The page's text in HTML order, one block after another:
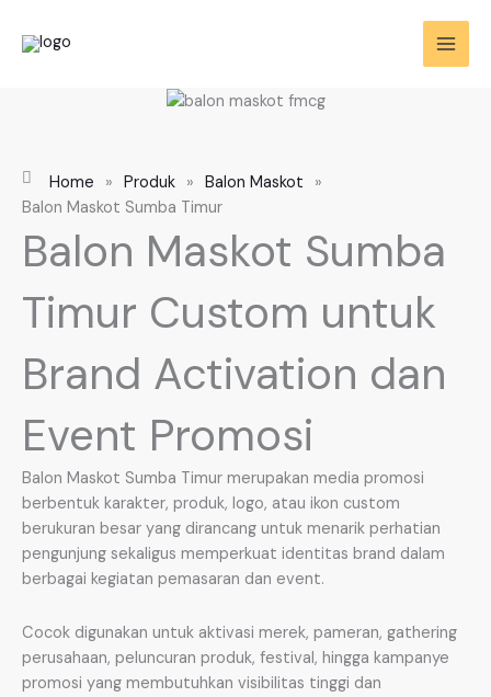
Home » Produk » Balon Maskot
»
Balon Maskot Sumba Timur
Balon Maskot Sumba
Timur Custom untuk
Brand Activation dan
Event Promosi
Balon Maskot Sumba Timur merupakan media promosi
berbentuk karakter, produk, logo, atau ikon custom
berukuran besar yang dirancang untuk menarik perhatian
pengunjung sekaligus memperkuat identitas brand dalam
berbagai kegiatan pemasaran dan event.
Cocok digunakan untuk aktivasi merek, pameran, gathering
perusahaan, peluncuran produk, festival, hingga kampanye
promosi yang membutuhkan visibilitas tinggi dan